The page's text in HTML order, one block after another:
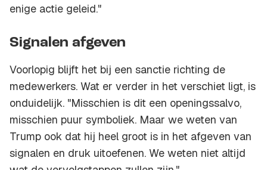
enige actie geleid."
Signalen afgeven
Voorlopig blijft het bij een sanctie richting de
medewerkers. Wat er verder in het verschiet ligt, is
onduidelijk. "Misschien is dit een openingssalvo,
misschien puur symboliek. Maar we weten van
Trump ook dat hij heel groot is in het afgeven van
signalen en druk uitoefenen. We weten niet altijd